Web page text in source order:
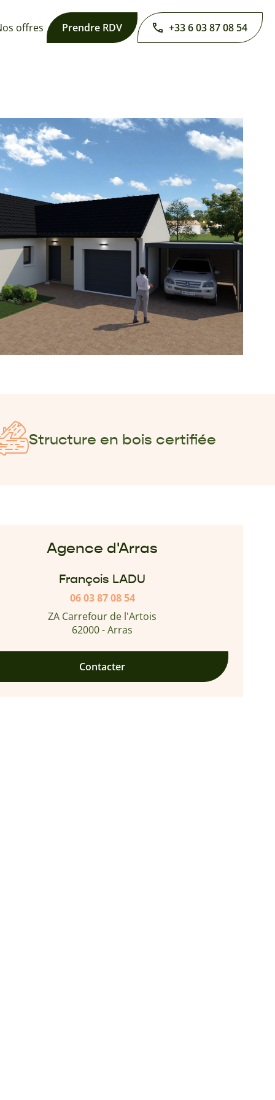
offres Prendre RDV +33 6 03 87 08 54
Structure en bois certifiée
Agence d'Arras
François LADU
06 03 87 08 54
ZA Carrefour de l'Artois
62000 - Arras
Contacter